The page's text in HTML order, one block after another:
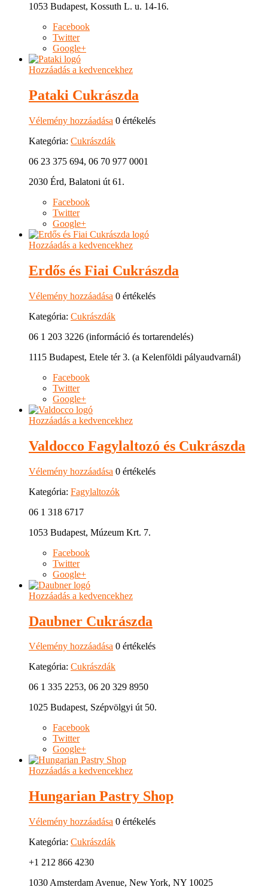
1053 Budapest, Kossuth L. u. 14-16.
Facebook
Twitter
Google+
Hozzáadás a kedvencekhez
Pataki Cukrászda
Vélemény hozzáadása 0 értékelés
Kategória: Cukrászdák
06 23 375 694, 06 70 977 0001
2030 Érd, Balatoni út 61.
Facebook
Twitter
Google+
Hozzáadás a kedvencekhez
Erdős és Fiai Cukrászda
Vélemény hozzáadása 0 értékelés
Kategória: Cukrászdák
06 1 203 3226 (információ és tortarendelés)
1115 Budapest, Etele tér 3. (a Kelenföldi pályaudvarnál)
Facebook
Twitter
Google+
Hozzáadás a kedvencekhez
Valdocco Fagylaltozó és Cukrászda
Vélemény hozzáadása 0 értékelés
Kategória: Fagylaltozók
06 1 318 6717
1053 Budapest, Múzeum Krt. 7.
Facebook
Twitter
Google+
Hozzáadás a kedvencekhez
Daubner Cukrászda
Vélemény hozzáadása 0 értékelés
Kategória: Cukrászdák
06 1 335 2253, 06 20 329 8950
1025 Budapest, Szépvölgyi út 50.
Facebook
Twitter
Google+
Hozzáadás a kedvencekhez
Hungarian Pastry Shop
Vélemény hozzáadása 0 értékelés
Kategória: Cukrászdák
+1 212 866 4230
1030 Amsterdam Avenue, New York, NY 10025